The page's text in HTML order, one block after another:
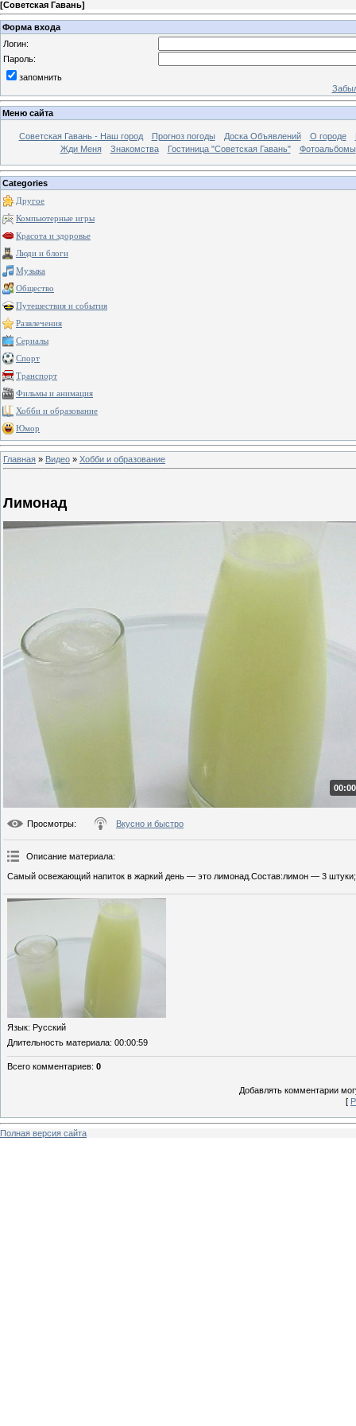
[Советская Гавань]
Форма входа
Логин:
Пароль:
запомнить
Меню сайта
Советская Гавань - Наш город Прогноз погоды Доска Объявлений О городе
Жди Меня
Знакомства Гостиница "Советская Гавань" Фотоальбомы
Categories
Другое
Компьютерные игры
Красота и здоровье
Люди и блоги
Музыка
Общество
Путешествия и события
Развлечения
Сериалы
Спорт
Транспорт
Фильмы и анимация
Хобби и образование
Юмор
Главная » Видео » Хобби и образование
Лимонад
Просмотры: Вкусно и быстро
Описание материала:
Самый освежающий напиток в жаркий день — это лимонад.Состав:лимон — 3
Язык: Русский
Длительность материала: 00:00:59
Всего комментариев: 0
Добавлять комментарии
[
Полная версия сайта